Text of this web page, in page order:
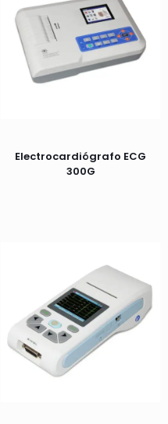
Electrocardiógrafo ECG
300G